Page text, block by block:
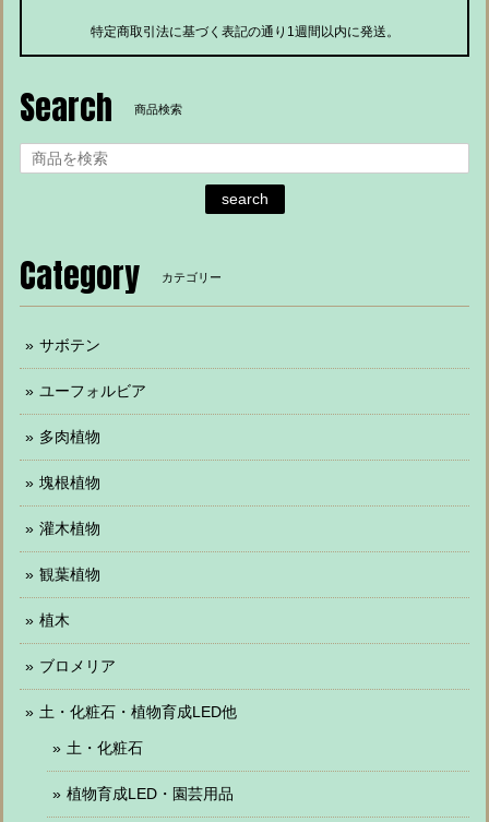
特定商取引法に基づく表記の通り1週間以内に発送。
Search 商品検索
search
Category カテゴリー
サボテン
ユーフォルビア
多肉植物
塊根植物
灌木植物
観葉植物
植木
ブロメリア
土・化粧石・植物育成LED他
土・化粧石
植物育成LED・園芸用品